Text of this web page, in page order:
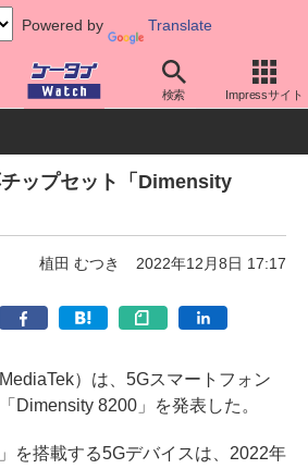
Powered by Translate
検索 Impressサイト
/その他 チップセット
ップセット「Dimensity
植田 むつき 2022年12月8日 17:17
）は、5Gスマートフォン
Dimensity 8200」を発表した。
を搭載する5Gデバイスは、2022年